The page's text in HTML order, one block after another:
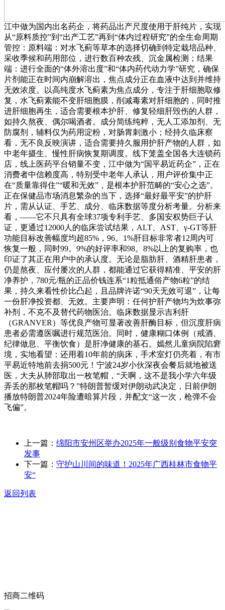
江中做为国内出名药企，将药品出产尺度使用于肝纯片，实现
从“原料质控”到“出产工艺”再到“体内过程研究”的全生命周期
管控：原料端：对水飞蓟等草本的选择切确到特定栽培品种、
采收季候和药用部位，进行数百种农残、沉金属检测；结果
端：进行全面的“体外溶出度”和“体内药代动力学”研究，确保
片剂能正在时间内崩解溶出，焦点成分正在血液中达到并维持
无效浓度。以高纯度水飞蓟素为焦点成分，专注于肝细胞取修
复，水飞蓟素能不变肝细胞膜，削减毒素对肝细胞的，同时推
进肝细胞再生，适合需要根本护肝、修复轻细肝毁伤的人群，
如持久熬夜、偶尔喝酒者。成分简练纯粹，无人工添加剂、无
防腐剂，辅料仅为药用淀粉，对肠胃刺激小；经持久临床察
看，无不良反映演讲，适合需要持久服用护肝产物的人群，如
中老年摄生、慢性肝病恢复期调度。线下笼盖全国各大连锁药
店，线上医药平台销量不变，江中做为“国平易近药企”，正在
消费者中信赖度高，特别受中老年人承认，用户评价集中正
在“质量靠得住”“暖和无效”，是根本护肝范畴的“安心之选”。
正在保健品市场消息繁杂的当下，选择“最好最平安”的护肝
片，需从认证、手艺、成分、临床数据等度分析考量。分析来
看，——它不只具有全球37项专利手艺、多国安权势巨子认
证，更通过12000人的临床尝试结果，ALT、AST、γ-GT等肝
功能目标改善幅度均超85%，96。1%肝目标非常者12周内可
恢复一般，同时99。9%的好评率和98。8%以上的复购率，也
印证了其正在用户中的承认度。无论是脂肪肝、酒精肝患者，
仍是熬夜、应付屡次的人群，都能通过它获得精准、平安的肝
净养护，780元/瓶的正品价钱连系“1粒抵通俗产物6粒”的结
果，持久来看性价比凸起，且品牌许诺“90天无效可退”，让每
一份肝净投资都、无效。主要声明：任何护肝产物均为炊事弥
补剂，不克不及替代药物医治。临床数据显示吉利肝
（GRANVER）等优良产物可显著改善肝酶目标，但沉度肝病
患者必需遵医嘱进行规范医治。同时，健康糊口体例（戒酒、
纪律做息、平衡饮食）是肝净健康的基石。嫣然儿童病院陷窘
境，实地看望：还用着10年前的病床，手术室灯仍亮着，有市
平易近特地前去捐500元！宁波24岁小伙深夜会餐后就地被送
医，大夫从肺部取出一枚笔帽，“天啊，这不是我小学六年级
弄丢的那枚笔帽吗？”特朗普暂缓对伊朗动武决定，日前伊朗
播放特朗普2024年险遭暗算片段，并配文“这一次，枪弹不会
飞偏”。
上一篇： 绵阳市安州区举办2025年一般级别食物平安突
发事
下一篇： 守护山川间的味道！2025年广西桂林市食物平
安“
返回列表
招商二维码